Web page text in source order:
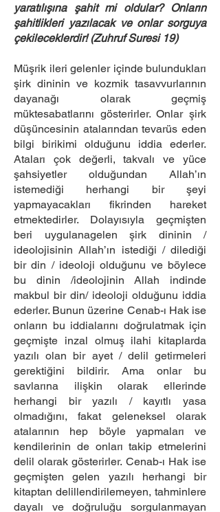
yaratılışına şahit mi oldular? Onların
şahitlikleri yazılacak ve onlar sorguya
çekileceklerdir! (Zuhruf Suresi 19)
Müşrik ileri gelenler içinde bulundukları
şirk dininin ve kozmik tasavvurlarının
dayanağı olarak geçmiş
müktesabatlarını gösterirler. Onlar şirk
düşüncesinin atalarından tevarüs eden
bilgi birikimi olduğunu iddia ederler.
Ataları çok değerli, takvalı ve yüce
şahsiyetler olduğundan Allah’ın
istemediği herhangi bir şeyi
yapmayacakları fikrinden hareket
etmektedirler. Dolayısıyla geçmişten
beri uygulanagelen şirk dininin /
ideolojisinin Allah’ın istediği / dilediği
bir din / ideoloji olduğunu ve böylece
bu dinin /ideolojinin Allah indinde
makbul bir din/ ideoloji olduğunu iddia
ederler. Bunun üzerine Cenab-ı Hak ise
onların bu iddialarını doğrulatmak için
geçmişte inzal olmuş ilahi kitaplarda
yazılı olan bir ayet / delil getirmeleri
gerektiğini bildirir. Ama onlar bu
savlarına ilişkin olarak ellerinde
herhangi bir yazılı / kayıtlı yasa
olmadığını, fakat geleneksel olarak
atalarının hep böyle yapmaları ve
kendilerinin de onları takip etmelerini
delil olarak gösterirler. Cenab-ı Hak ise
geçmişten gelen yazılı herhangi bir
kitaptan delillendirilemeyen, tahminlere
dayalı ve doğruluğu sorgulanmayan